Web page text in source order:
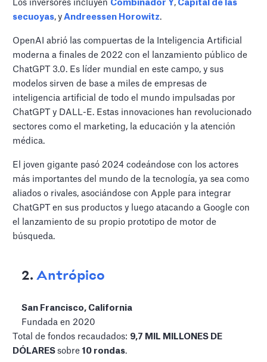
Los inversores incluyen Combinador Y, Capital de las
secuoyas, y Andreessen Horowitz.
OpenAI abrió las compuertas de la Inteligencia Artificial
moderna a finales de 2022 con el lanzamiento público de
ChatGPT 3.0. Es líder mundial en este campo, y sus
modelos sirven de base a miles de empresas de
inteligencia artificial de todo el mundo impulsadas por
ChatGPT y DALL-E. Estas innovaciones han revolucionado
sectores como el marketing, la educación y la atención
médica.
El joven gigante pasó 2024 codeándose con los actores
más importantes del mundo de la tecnología, ya sea como
aliados o rivales, asociándose con Apple para integrar
ChatGPT en sus productos y luego atacando a Google con
el lanzamiento de su propio prototipo de motor de
búsqueda.
2.Antrópico
San Francisco, California
Fundada en 2020
Total de fondos recaudados: 9,7 MIL MILLONES DE
DÓLARESsobre10 rondas.